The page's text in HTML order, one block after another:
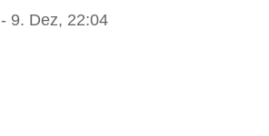
- 9. Dez, 22:04